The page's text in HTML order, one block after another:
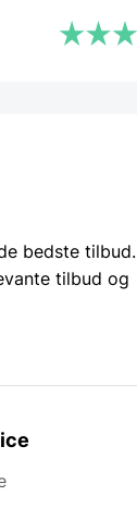
bedste tilbud.
tilbud og